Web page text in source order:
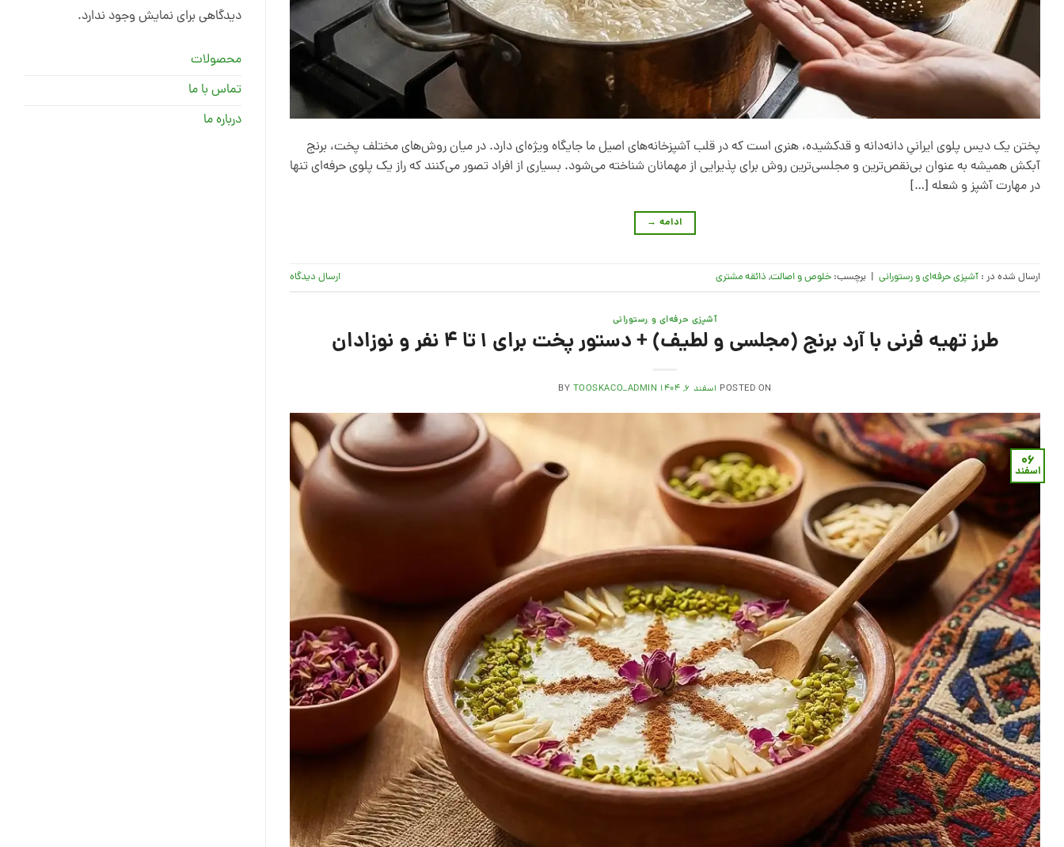
پختن یک دیس پلوی ایرانیِ دانه‌دانه و قدکشیده، هنری است که در قلب آشپزخانه‌های اصیل ما جایگاه ویژه‌ای دارد. در میان روش‌های مختلف پخت، برنج
آبکش همیشه به عنوان بی‌نقص‌ترین و مجلسی‌ترین روش برای پذیرایی از مهمانان شناخته می‌شود. بسیاری از افراد تصور می‌کنند که راز یک پلوی حرفه‌ای تنها
در مهارت آشپز و شعله […]
ادامه →
ارسال شده در : آشپزی حرفه‌ای و رستورانی | برچسب: خلوص و اصالت, ذائقه مشتری ارسال دیدگاه
آشپزی حرفه‌ای و رستورانی
طرز تهیه فرنی با آرد برنج (مجلسی و لطیف) + دستور پخت برای ۱ تا ۴ نفر و نوزادان
POSTED ON اسفند ۶, ۱۴۰۴ BY TOOSKACO_ADMIN
۰۶
اسفند
دیدگاهی برای نمایش وجود ندارد.
محصولات
تماس با ما
درباره ما